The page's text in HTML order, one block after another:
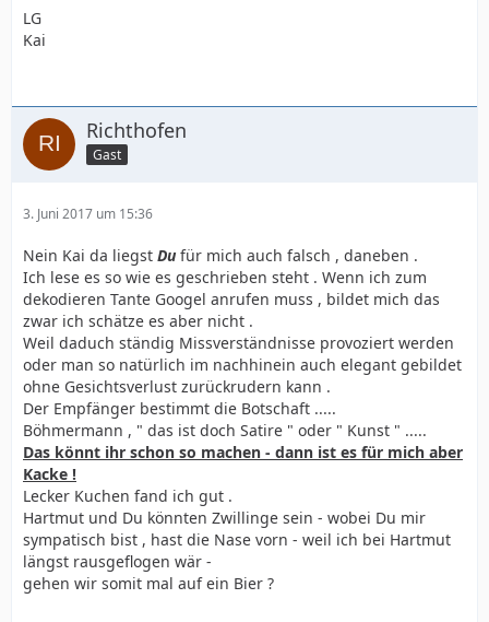
LG
Kai
Richthofen
Gast
3. Juni 2017 um 15:36
Nein Kai da liegst Du für mich auch falsch , daneben .
Ich lese es so wie es geschrieben steht . Wenn ich zum
dekodieren Tante Googel anrufen muss , bildet mich das
zwar ich schätze es aber nicht .
Weil daduch ständig Missverständnisse provoziert werden
oder man so natürlich im nachhinein auch elegant gebildet
ohne Gesichtsverlust zurückrudern kann .
Der Empfänger bestimmt die Botschaft .....
Böhmermann , " das ist doch Satire " oder " Kunst " .....
Das könnt ihr schon so machen - dann ist es für mich aber
Kacke !
Lecker Kuchen fand ich gut .
Hartmut und Du könnten Zwillinge sein - wobei Du mir
sympatisch bist , hast die Nase vorn - weil ich bei Hartmut
längst rausgeflogen wär -
gehen wir somit mal auf ein Bier ?